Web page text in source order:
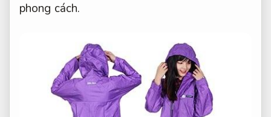
phong cách.